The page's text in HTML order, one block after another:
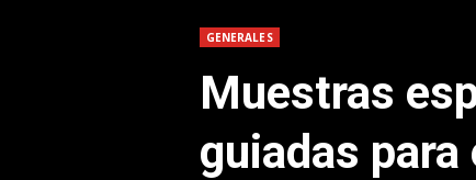
GENERALES
Muestras
guiadas para